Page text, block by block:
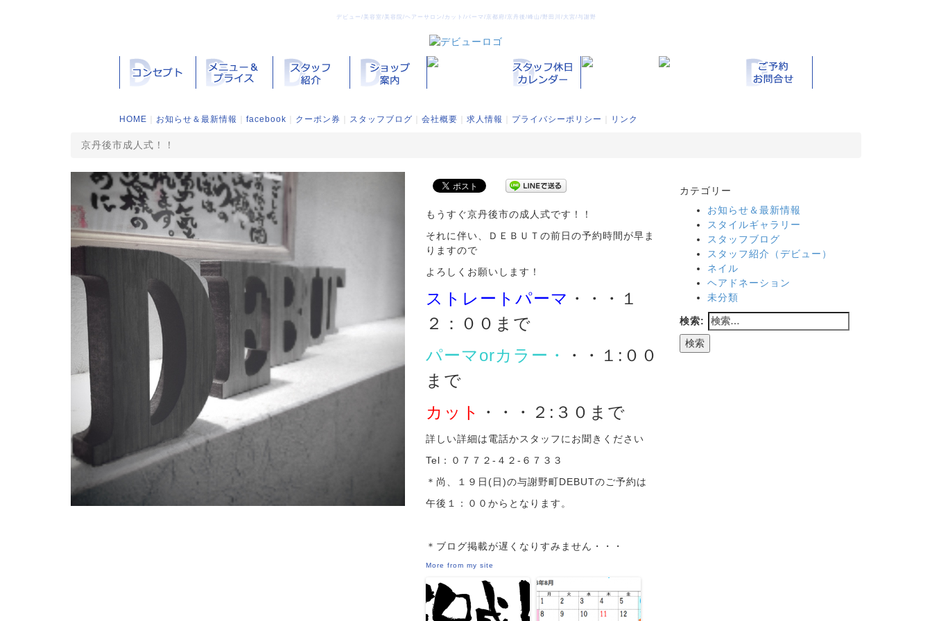
デビュー/美容室/美容院/ヘアーサロン/カット/パーマ/京都府/京丹後/峰山/野田川/大宮/与謝野
HOME お知らせ＆最新情報 facebook クーポン券 スタッフブログ 会社概要 求人情報 プライバシーポリシー リンク
京丹後市成人式！！
もうすぐ京丹後市の成人式です！！
それに伴い、ＤＥＢＵＴの前日の予約時間が早ま
りますので
よろしくお願いします！
ストレートパーマ ・・・１
２：００まで
パーマorカラー・
・・１:００
まで
カット
・・・２:３０まで
詳しい詳細は電話かスタッフにお聞きください
Tel：０７７２-４２-６７３３
＊尚、１９日(日)の与謝野町DEBUTのご予約は
午後１：００からとなります。
＊ブログ掲載が遅くなりすみません・・・
More from my site
カテゴリー
お知らせ＆最新情報
スタイルギャラリー
スタッフブログ
スタッフ紹介（デビュー）
ネイル
ヘアドネーション
未分類
検索: